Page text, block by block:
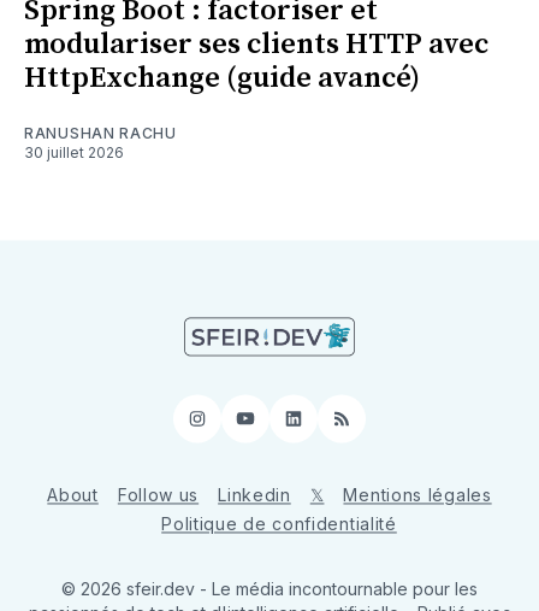
Spring Boot : factoriser et
modulariser ses clients HTTP avec
HttpExchange (guide avancé)
RANUSHAN RACHU
30 juillet 2026
Instagram
YouTubeLinkedIn
RSS
About Follow us Linkedin 𝕏
Mentions légales
Politique de confidentialité
© 2026 sfeir.dev - Le média incontournable pour les